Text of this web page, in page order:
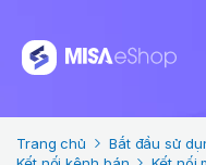
Trang chủ Bắt đầu sử